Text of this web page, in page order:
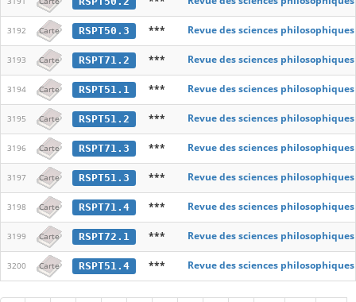
3192 Carte RSPT50.3 *** Revue des sciences
3193 Carte RSPT71.2 *** Revue des sciences
3194 Carte RSPT51.1 *** Revue des sciences
3195 Carte RSPT51.2 *** Revue des sciences
3196 Carte RSPT71.3 *** Revue des sciences
3197 Carte RSPT51.3 *** Revue des sciences
3198 Carte RSPT71.4 *** Revue des sciences
3199 Carte RSPT72.1 *** Revue des sciences
3200 Carte RSPT51.4 *** Revue des sciences